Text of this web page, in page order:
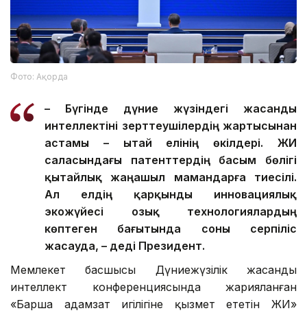
Фото: Ақорда
– Бүгінде дүние жүзіндегі жасанды
интеллектіні зерттеушілердің жартысынан
астамы – Қытай елінің өкілдері. ЖИ
саласындағы патенттердің басым бөлігі
қытайлық жаңашыл мамандарға тиесілі.
Ал елдің қарқынды инновациялық
экожүйесі озық технологиялардың
көптеген бағытында соны серпіліс
жасауда, – деді Президент.
Мемлекет басшысы Дүниежүзілік жасанды
интеллект конференциясында жарияланған
«Барша адамзат игілігіне қызмет ететін ЖИ»